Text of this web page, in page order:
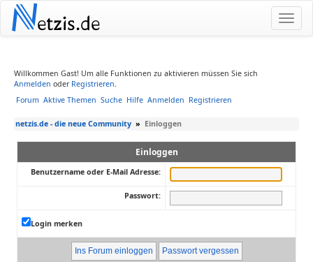
Netzis.de
Willkommen Gast! Um alle Funktionen zu aktivieren müssen Sie sich
Anmelden oder Registrieren.
Forum Aktive Themen Suche Hilfe Anmelden Registrieren
netzis.de - die neue Community » Einloggen
Einloggen
Benutzername oder E-Mail Adresse:
Passwort:
Login merken